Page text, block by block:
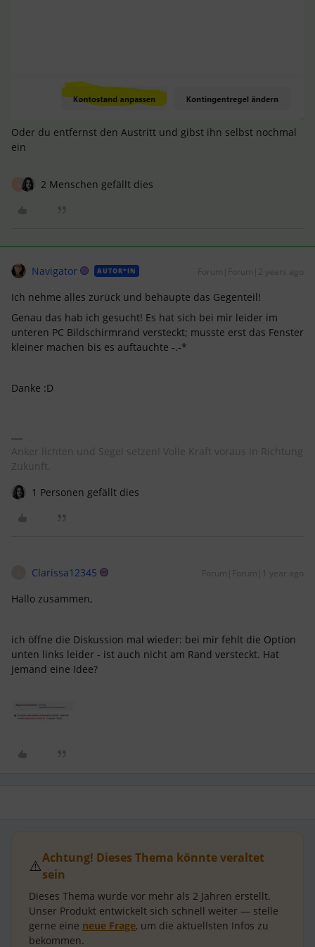
Oder du entfernst den Austritt und gibst ihn selbst nochmal
ein
2 Menschen gefällt dies
Navigator AUTOR*IN Forum|Forum|2 years ago
Ich nehme alles zurück und behaupte das Gegenteil!
Genau das hab ich gesucht! Es hat sich bei mir leider im
unteren PC Bildschirmrand versteckt; musste erst das Fenster
kleiner machen bis es auftauchte -.-*
Danke :D
Anker lichten und Segel setzen! Volle Kraft voraus in Richtung
Zukunft.
1 Personen gefällt dies
Clarissa12345 Forum|Forum|1 year ago
Hallo zusammen,
ich öffne die Diskussion mal wieder: bei mir fehlt die Option
unten links leider - ist auch nicht am Rand versteckt. Hat
jemand eine Idee?
⚠️Achtung! Dieses Thema könnte veraltet
sein
Dieses Thema wurde vor mehr als 2 Jahren erstellt.
Unser Produkt entwickelt sich schnell weiter — stelle
gerne eine neue Frage, um die aktuellsten Infos zu
bekommen.